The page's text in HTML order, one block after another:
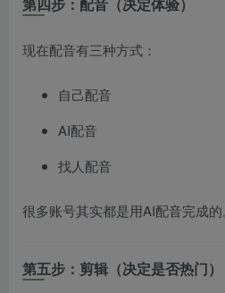
第四步：配音（决定体验）
现在配音有三种方式：
自己配音
AI配音
找人配音
很多账号其实都是用AI配音完成的
第五步：剪辑（决定是否热门）